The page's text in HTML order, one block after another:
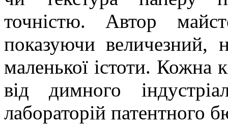
точністю. Автор
показуючи величезний,
маленької істоти.
від димного
лабораторій патентного